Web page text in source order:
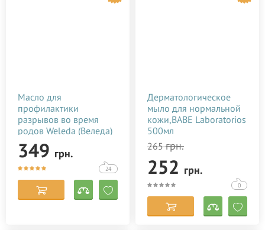
Масло для
профилактики
разрывов во время
родов Weleda (Веледа)
50 мл
349 грн.
24
Дерматологическое
мыло для нормальной
кожи,BABE Laboratorios
500мл
265грн.
252 грн.
0